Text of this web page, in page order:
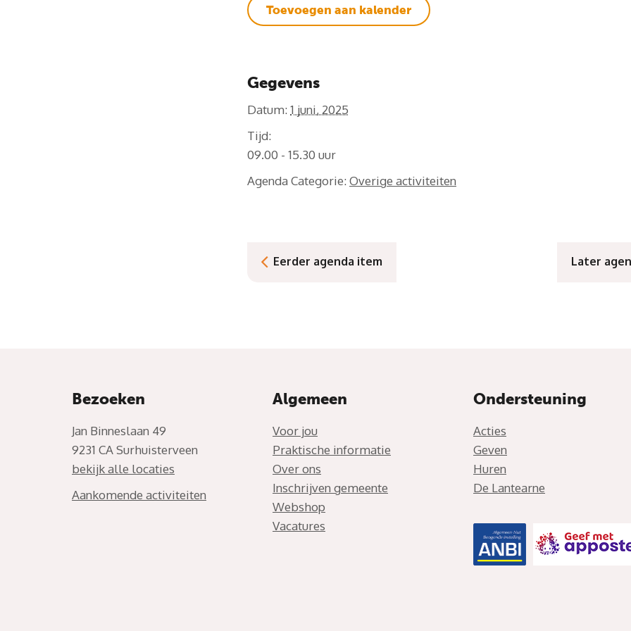
Toevoegen aan kalender
Gegevens
Datum: 1 juni, 2025
Tijd:
09.00 - 15.30
Agenda Categorie: Overige activiteiten
Eerder agenda item Later
Bezoeken
Jan Binneslaan 49
9231 CA Surhuisterveen
bekijk alle locaties
Aankomende activiteiten
Algemeen
Voor jou
Praktische informatie
Over ons
Inschrijven gemeente
Webshop
Vacatures
Ondersteuning
Acties
Geven
Huren
De Lantearne